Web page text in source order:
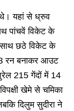
यहां से ध्रुव
पांचवें विकेट के
साथ छठे विकेट के
रन बनाकर आउट
215 गेंदों में 14
खेमे से चमिका
दिलुम सुदीरा ने